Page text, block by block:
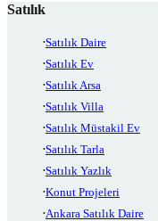
Satılık
Satılık Daire
Satılık Ev
Satılık Arsa
Satılık Villa
Satılık Müstakil Ev
Satılık Tarla
Satılık Yazlık
Konut Projeleri
Ankara Satılık Daire